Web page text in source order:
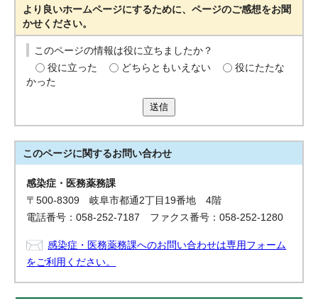
より良いホームページにするために、ページのご感想をお聞
かせください。
このページの情報は役に立ちましたか？
役に立った
どちらともいえない
役にたたな
かった
送信
このページに関するお問い合わせ
感染症・医務薬務課
〒500-8309 岐阜市都通2丁目19番地 4階
電話番号：058-252-7187 ファクス番号：058-252-1280
感染症・医務薬務課へのお問い合わせは専用フォーム
をご利用ください。